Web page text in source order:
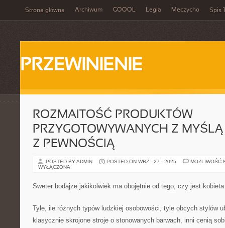
Strona główna Archiwum GOOOL Legia Meczycho Spis
PRZEWINIENIE
ROZMAITOŚĆ PRODUKTÓW
PRZYGOTOWYWANYCH Z
Z PEWNOŚCIĄ
POSTED BY ADMIN POSTED ON WRZ - 27 - 2025
MOŻLIWOŚĆ
WYŁĄCZONA
Sweter bodajże jakikolwiek ma obojętnie od tego, czy jest
Tyle, ile różnych typów ludzkiej osobowości, tyle obcych stylów
klasycznie skrojone stroje o stonowanych barwach, inni cenią